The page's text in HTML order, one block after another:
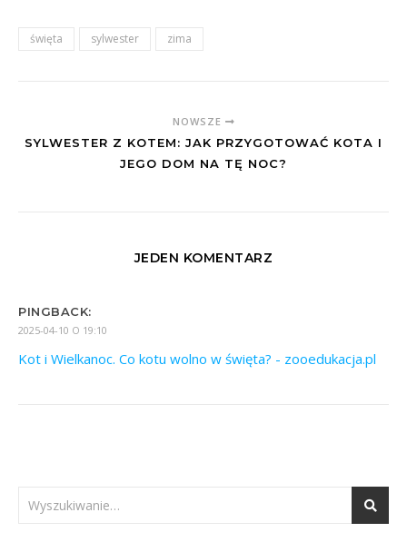
święta sylwester zima
NOWSZE
SYLWESTER Z KOTEM: JAK PRZYGOTOWAĆ KOTA I
JEGO DOM NA TĘ NOC?
JEDEN KOMENTARZ
PINGBACK:
2025-04-10 O 19:10
Kot i Wielkanoc. Co kotu wolno w święta? - zooedukacja.pl